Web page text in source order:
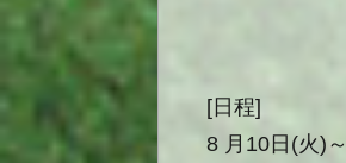
[日程]
8 月 10日 (火) ～